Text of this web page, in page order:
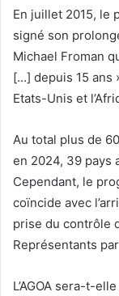
En juillet 2015, le
signé son
Michael Froman
[…] depuis 15 ans
Etats-Unis et
Au total plus de
en 2024, 39 pays
Cependant, le
coïncide avec
prise du contrôle
Représentants
L’AGOA sera-t-